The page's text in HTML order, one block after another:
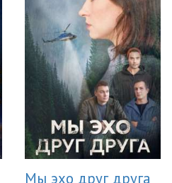
Мы эхо друг друга